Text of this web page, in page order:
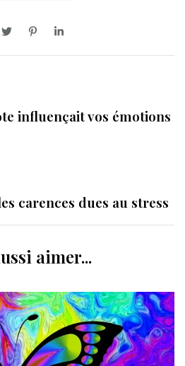
influençait vos émotions
carences dues au stress
aimer...